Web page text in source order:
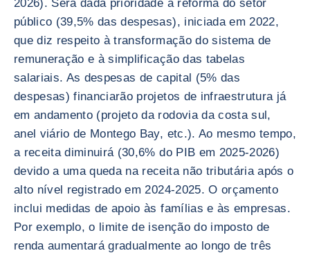
2026). Será dada prioridade à reforma do setor
público (39,5% das despesas), iniciada em 2022,
que diz respeito à transformação do sistema de
remuneração e à simplificação das tabelas
salariais. As despesas de capital (5% das
despesas) financiarão projetos de infraestrutura já
em andamento (projeto da rodovia da costa sul,
anel viário de Montego Bay, etc.). Ao mesmo tempo,
a receita diminuirá (30,6% do PIB em 2025-2026)
devido a uma queda na receita não tributária após o
alto nível registrado em 2024-2025. O orçamento
inclui medidas de apoio às famílias e às empresas.
Por exemplo, o limite de isenção do imposto de
renda aumentará gradualmente ao longo de três